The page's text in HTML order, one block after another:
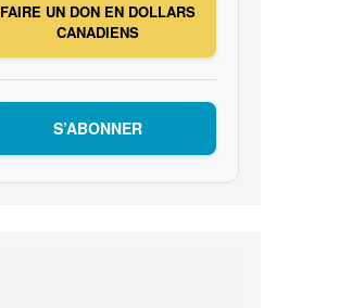
FAIRE UN DON EN DOLLARS
CANADIENS
S’ABONNER